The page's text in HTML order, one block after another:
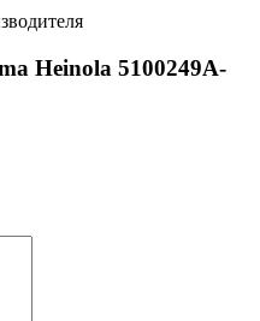
Heinola 5100249A-